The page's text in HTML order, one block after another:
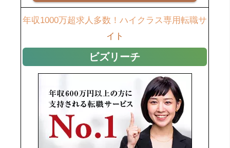
年収1000万超求人多数！ハイクラス専用転職サ
イト
ビズリーチ